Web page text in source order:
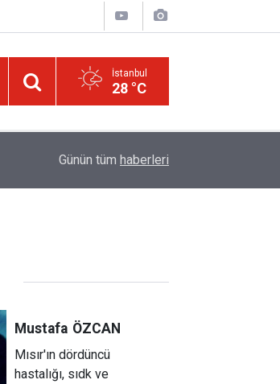
İstanbul
28 °C
Güneş'ten 30 kat büyük dev bir yıldızın ölümü
Günün tüm haberleri
Mustafa ÖZCAN
Mısır'ın dördüncü
hastalığı, sıdk ve